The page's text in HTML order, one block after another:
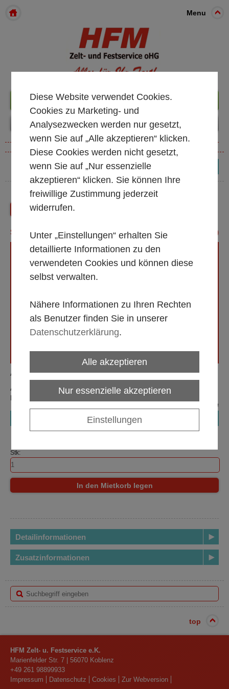
Menu
+49 261 98899933
Zurück Shop Startseite
SUPPENTELLER, SERIE''STANDARD'', Ø 21 CM (PE = 25)
Artikelnummer:010007
Alle Mietpreise gültig 1 bis 5 Tage, zzgl. MwSt. Endreinigung im
Mietpreis enthalten! Speisereste sind zu entfernen.
zzgl. Versandkosten
Stk:
In den Mietkorb legen
Detailinformationen
Zusatzinformationen
top
HFM Zelt- u. Festservice e.K.
Marienfelder Str. 7 | 56070 Koblenz
+49 261 98899933
Impressum
Datenschutz Cookies Zur Webversion
Diese Website verwendet Cookies.
Cookies zu Marketing- und
Analysezwecken werden nur gesetzt,
wenn Sie auf „Alle akzeptieren“ klicken.
Diese Cookies werden nicht gesetzt,
wenn Sie auf „Nur essenzielle
akzeptieren“ klicken. Sie können Ihre
freiwillige Zustimmung jederzeit
widerrufen.
Unter „Einstellungen“ erhalten Sie
detaillierte Informationen zu den
verwendeten Cookies und können diese
selbst verwalten.
Nähere Informationen zu Ihren Rechten
als Benutzer finden Sie in unserer
Datenschutzerklärung.
Alle akzeptieren
Nur essenzielle akzeptieren
Einstellungen